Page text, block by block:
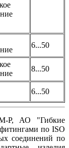
6...50
8...50
6...50
Р, АО "Гибкие
по ISO
соединений по